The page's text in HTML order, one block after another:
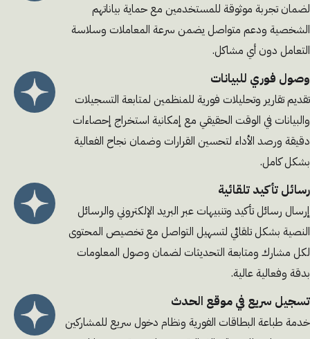
لضمان تجربة موثوقة للمستخدمين مع حماية بياناتهم
الشخصية ودعم متواصل يضمن سرعة المعاملات وسلاسة
التعامل دون أي مشاكل.
وصول فوري للبيانات
تقديم تقارير وتحليلات فورية للمنظمين لمتابعة التسجيلات
والبيانات في الوقت الحقيقي مع إمكانية استخراج إحصاءات
دقيقة ورصد الأداء لتحسين القرارات وضمان نجاح الفعالية
بشكل كامل.
رسائل تأكيد تلقائية
إرسال رسائل تأكيد وتنبيهات عبر البريد الإلكتروني والرسائل
النصية بشكل تلقائي لتسهيل التواصل مع تخصيص المحتوى
لكل مشارك ومتابعة التحديثات لضمان وصول المعلومات
بدقة وفعالية عالية.
تسجيل سريع في موقع الحدث
خدمة طباعة البطاقات الفورية ونظام دخول سريع للمشاركين